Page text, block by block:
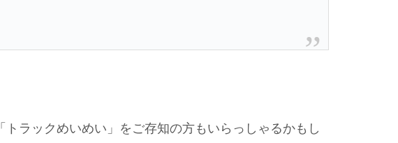
ラックめいめい」をご存知の方もいらっしゃるかもし